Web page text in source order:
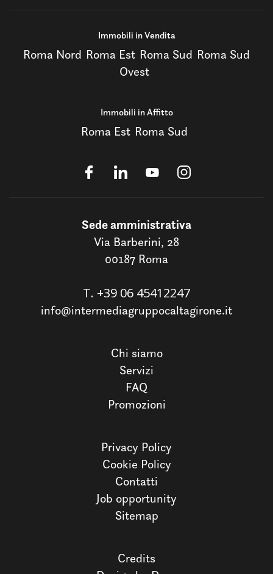
Immobili in Vendita
Roma Nord Roma Est Roma Sud Roma Sud
Ovest
Immobili in Affitto
Roma Est Roma Sud
Sede amministrativa
Via Barberini, 28
00187 Roma
T. +39 06 45412247
info@intermediagruppocaltagirone.it
Chi siamo
Servizi
FAQ
Promozioni
Privacy Policy
Cookie Policy
Contatti
Job opportunity
Sitemap
Credits